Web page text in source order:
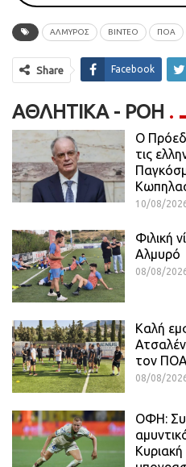
ΑΛΜΥΡΟΣ ΒΙΝΤΕΟ ΠΟΑ
Share Facebook
ΑΘΛΗΤΙΚΆ - ΡΟΗ
Ο
τις
10/08/
Φιλική
Αλμυρό
08/08/
Καλή
τον ΠΟΑ
08/08/
ΟΦΗ:
Κυριακή